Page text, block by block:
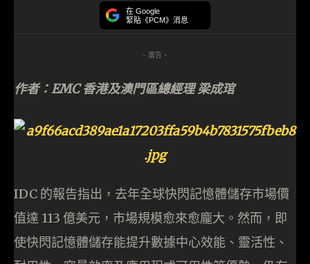
在 Google
緊貼《PCM》消息
- 廣告 -
作者：EMC香港及澳門區總經理 梁成琯
IDC 的報告指出，去年全球快閃記憶體儲存市場價
值達 113 億美元，市場規模愈來愈龐大。然而，即
使快閃記憶體儲存能提升數據中心效能、靈活性、